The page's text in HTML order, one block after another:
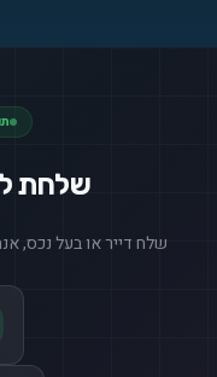
שלחת
שלח דייר או בעל נכס,